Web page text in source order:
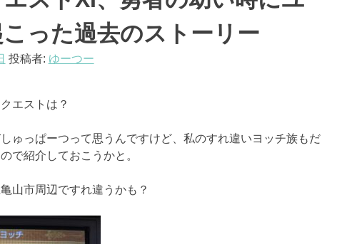
った過去のストーリー
投稿者: ゆーつー
エストは？
ゅっぱーつって思うんですけど、私のすれ違いヨッチ族もだ
で紹介しておこうかと。
山市周辺ですれ違うかも？